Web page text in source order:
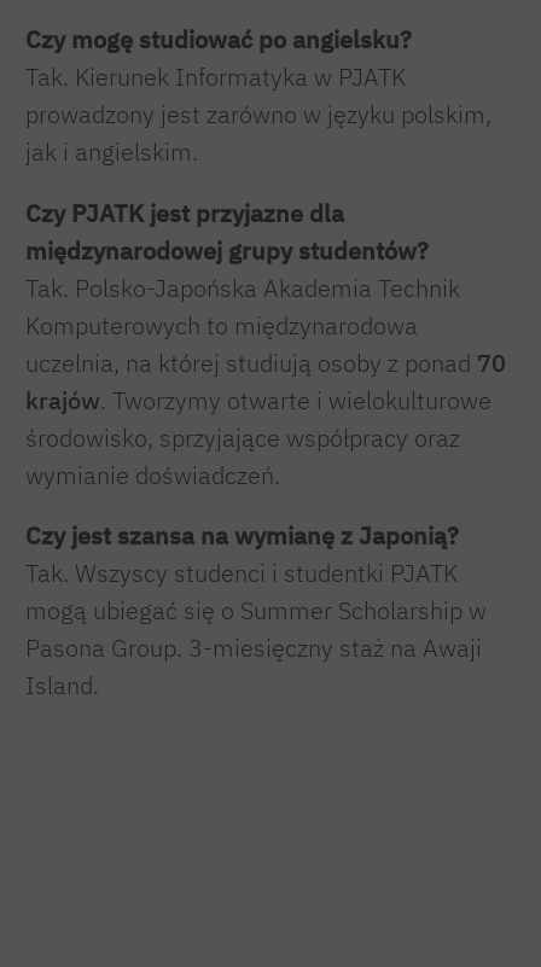
Czy mogę studiować po angielsku?
Tak. Kierunek Informatyka w PJATK
prowadzony jest zarówno w języku polskim,
jak i angielskim.
Czy PJATK jest przyjazne dla
międzynarodowej grupy studentów?
Tak. Polsko-Japońska Akademia Technik
Komputerowych to międzynarodowa
uczelnia, na której studiują osoby z ponad 70
krajów. Tworzymy otwarte i wielokulturowe
środowisko, sprzyjające współpracy oraz
wymianie doświadczeń.
Czy jest szansa na wymianę z Japonią?
Tak. Wszyscy studenci i studentki PJATK
mogą ubiegać się o Summer Scholarship w
Pasona Group. 3-miesięczny staż na Awaji
Island.